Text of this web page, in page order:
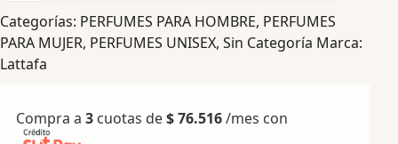
Categorías: PERFUMES PARA HOMBRE, PERFUMES
PARA MUJER, PERFUMES UNISEX, Sin Categoría Marca:
Lattafa
Compra a 3 cuotas de$76.516/mes con